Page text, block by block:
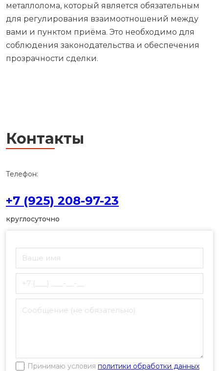
металлолома, который является обязательным
для регулирования взаимоотношений между
вами и пунктом приёма. Это необходимо для
соблюдения законодательства и обеспечения
прозрачности сделки.
Контакты
Телефон:
+7 (925) 208-97-23
круглосуточно
Принимаю условия политики обработки данных